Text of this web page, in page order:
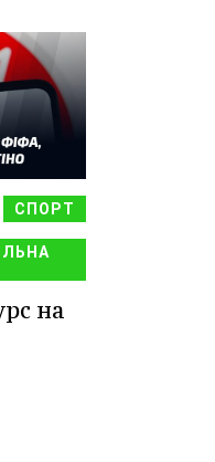
СПОРТ
на